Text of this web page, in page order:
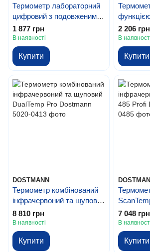
Термометр лабораторний
цифровий з подовженим
щупом LabTherm XL
Dostmann
1 877 грн
В наявності
Купити
функцією
LT101
2 206 грн
В
Купити
DOSTMANN
Термометр комбінований
інфрачервоний та щуповий
DualTemp Pro Dostmann
8 810 грн
В наявності
Купити
Dostmann
7 048 грн
В
Купити